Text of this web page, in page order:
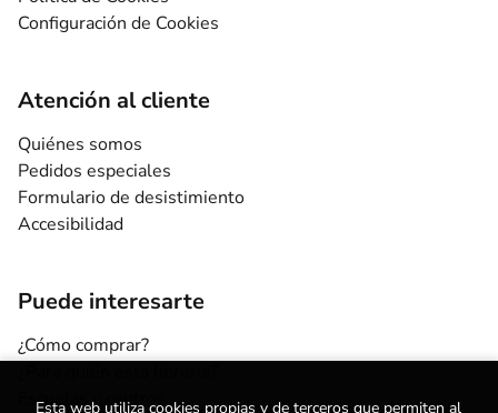
Configuración de Cookies
Atención al cliente
Quiénes somos
Pedidos especiales
Formulario de desistimiento
Accesibilidad
Puede interesarte
¿Cómo comprar?
Escuelas y centros
Esta web utiliza cookies propias y de terceros que permiten al